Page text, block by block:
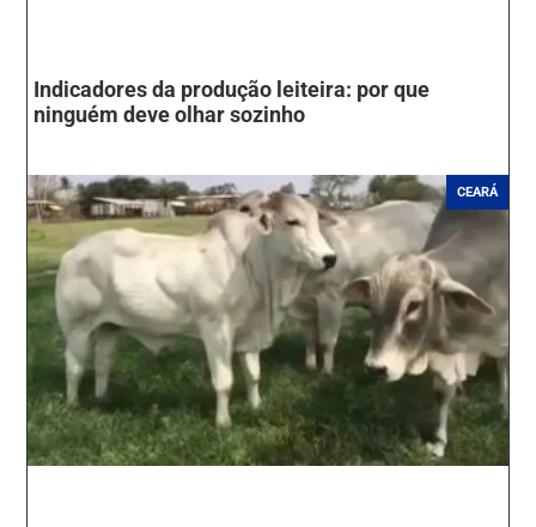
Indicadores da produção leiteira: por que
ninguém deve olhar sozinho
CEARÁ